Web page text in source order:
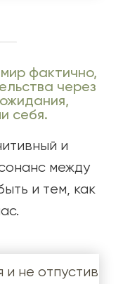
фактично,
через
себя.
и
между
и тем, как
не отпустив